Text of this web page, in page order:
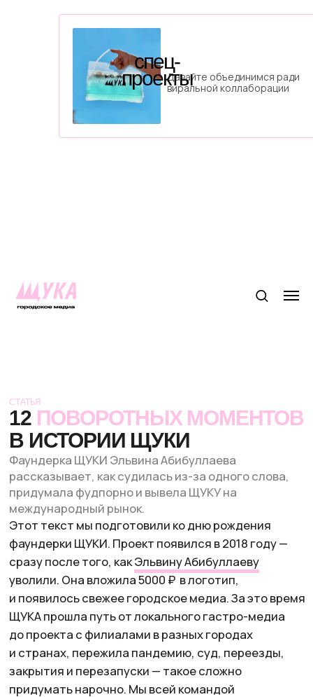
Давайте объединимся ради
виральной коллаборации
спец-
проекты
рассказывает, как судилась из-за одного слова,
придумала фудпорно и вывела ЩУКУ на
международный рынок.
Этот текст мы подготовили ко дню рождения
фаундерки ЩУКИ. Проект появился в 2018 году —
сразу после того, как
Эльвину Абибуллаеву
уволили. Она вложила 5000 ₽ в логотип,
и появилось свежее городское медиа. За это время
ЩУКА прошла путь от локального гастро-медиа
до проекта с филиалами в разных городах
и странах, пережила пандемию, суд, переезды,
закрытия и перезапуски — такое сложно
придумать нарочно. Мы всей командой
достижений и, возможно, немного спокойствия.